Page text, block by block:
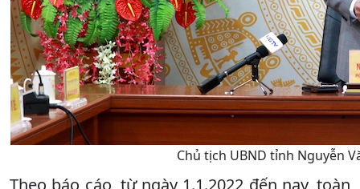
Chủ tịch UBND tỉnh Nguyễn
Theo báo cáo, từ ngày 1.1.2022 đến nay, toàn